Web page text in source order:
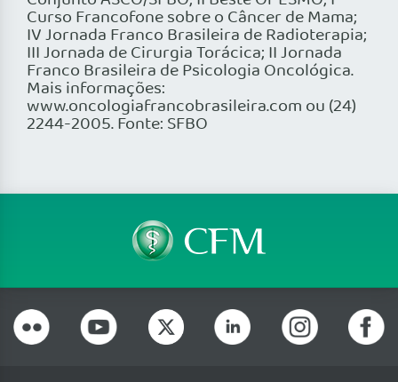
Curso Francofone sobre o Câncer de Mama;
IV Jornada Franco Brasileira de Radioterapia;
III Jornada de Cirurgia Torácica; II Jornada
Franco Brasileira de Psicologia Oncológica.
Mais informações:
www.oncologiafrancobrasileira.com ou (24)
2244-2005. Fonte: SFBO